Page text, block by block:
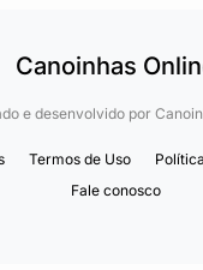
Canoinhas
e desenvolvido por
Termos de Uso
Fale conosco